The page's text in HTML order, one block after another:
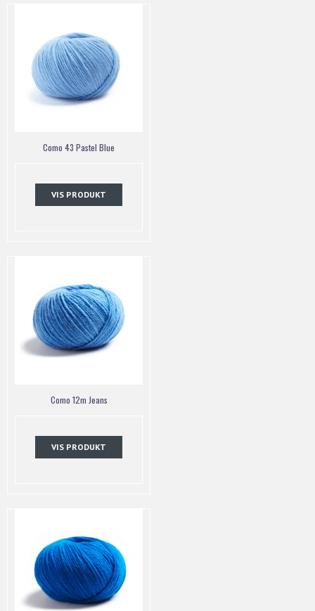
Como 43 Pastel Blue
VIS PRODUKT
Como 12m Jeans
VIS PRODUKT